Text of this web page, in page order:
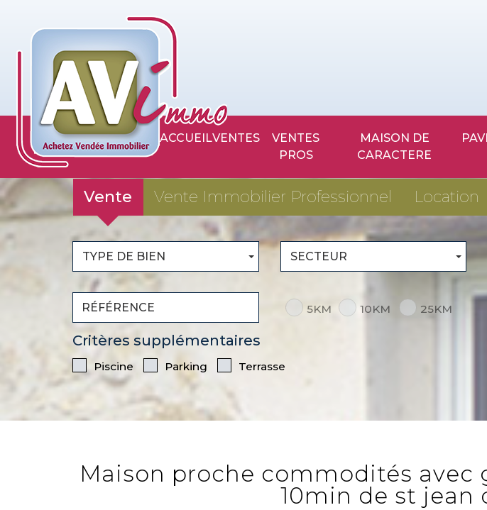
ACCUEIL VENTES
VENTES
PROS
MAISON DE
CARACTERE
PAVILLON PLAIN-
Vente Vente Immobilier Professionnel Location
TYPE DE BIEN SECTEUR
5KM 10KM 25KM
Critères supplémentaires
Piscine Parking Terrasse
maison proche commodités avec grand terrain et hangar 150m2 - a
10min de st jean